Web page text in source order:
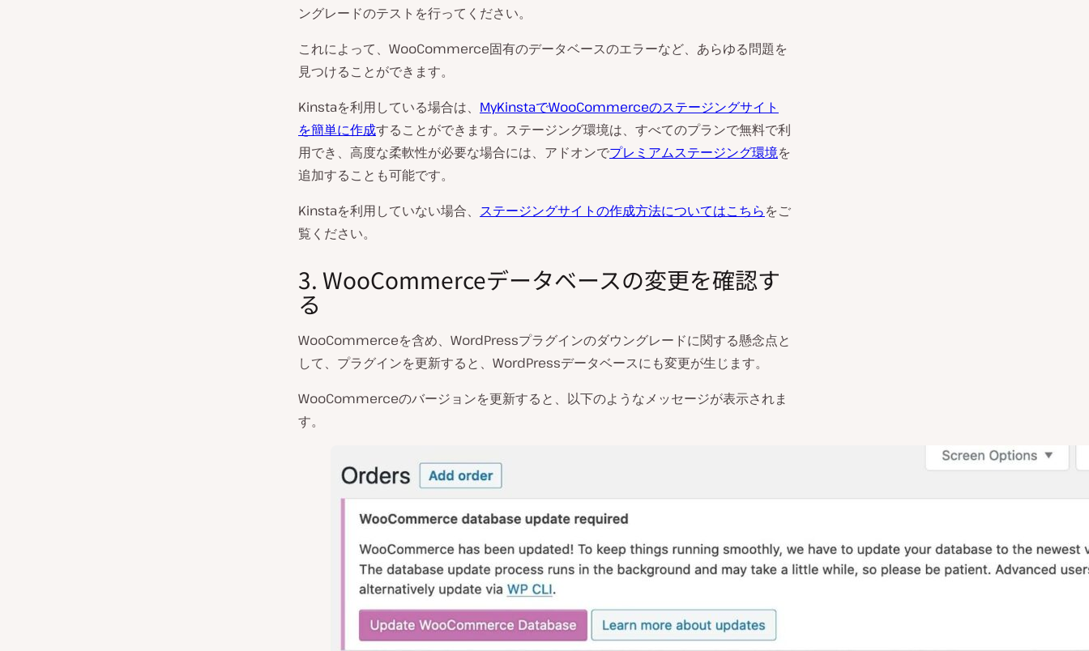
ングレードのテストを行ってください。
これによって、WooCommerce固有のデータベースのエラーなど、あらゆる問題を
見つけることができます。
Kinstaを利用している場合は、 MyKinstaでWooCommerceのステージングサイト
を簡単に作成することができます。ステージング環境は、すべてのプランで無料で利
用でき、高度な柔軟性が必要な場合には、アドオンでプレミアムステージング環境を
追加することも可能です。
Kinstaを利用していない場合、 ステージングサイトの作成方法についてはこちらをご
覧ください。
3. WooCommerceデータベースの変更を確認す
る
WooCommerceを含め、WordPressプラグインのダウングレードに関する懸念点と
して、プラグインを更新すると、WordPressデータベースにも変更が生じます。
WooCommerceのバージョンを更新すると、以下のようなメッセージが表示されま
す。